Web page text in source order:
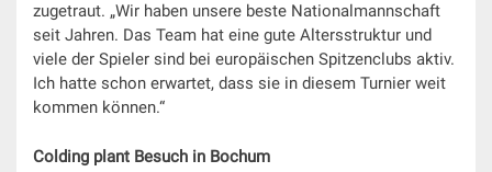
zugetraut. „Wir haben unsere beste Nationalmannschaft
seit Jahren. Das Team hat eine gute Altersstruktur und
viele der Spieler sind bei europäischen Spitzenclubs aktiv.
Ich hatte schon erwartet, dass sie in diesem Turnier weit
kommen können.“
Colding plant Besuch in Bochum